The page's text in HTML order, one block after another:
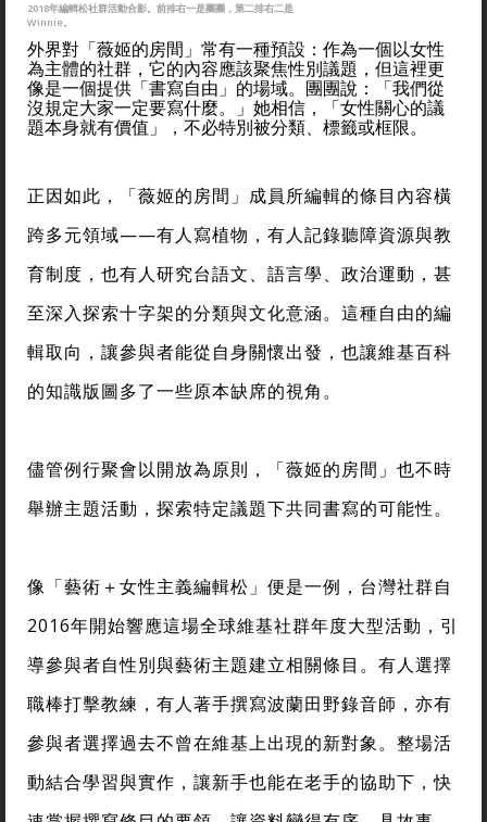
2018年編輯松社群活動合影。前排右一是團團，第二排右二是
Winnie。
外界對「薇姬的房間」常有一種預設：作為一個以女性
為主體的社群，它的內容應該聚焦性別議題，但這裡更
像是一個提供「書寫自由」的場域。團團說：「我們從
沒規定大家一定要寫什麼。」她相信，「女性關心的議
題本身就有價值」，不必特別被分類、標籤或框限。
正因如此，「薇姬的房間」成員所編輯的條目內容橫
跨多元領域——有人寫植物，有人記錄聽障資源與教
育制度，也有人研究台語文、語言學、政治運動，甚
至深入探索十字架的分類與文化意涵。這種自由的編
輯取向，讓參與者能從自身關懷出發，也讓維基百科
的知識版圖多了一些原本缺席的視角。
儘管例行聚會以開放為原則，「薇姬的房間」也不時
舉辦主題活動，探索特定議題下共同書寫的可能性。
像「藝術＋女性主義編輯松」便是一例，台灣社群自
2016年開始響應這場全球維基社群年度大型活動，引
導參與者自性別與藝術主題建立相關條目。有人選擇
職棒打擊教練，有人著手撰寫波蘭田野錄音師，亦有
參與者選擇過去不曾在維基上出現的新對象。整場活
動結合學習與實作，讓新手也能在老手的協助下，快